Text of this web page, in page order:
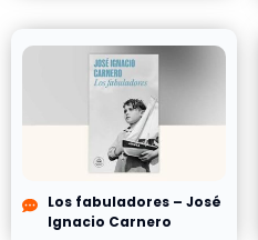
Los fabuladores – José
Ignacio Carnero